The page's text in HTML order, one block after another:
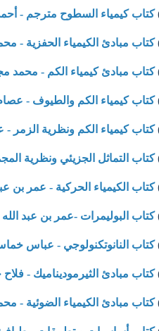
كتاب كيمياء السطوح مترجم -
كتاب مبادئ الكيمياء الحفزية -
كتاب مبادئ كيمياء الكم - محمد
كتاب كيمياء الكم والطيوف -
كتاب كيمياء الكم ونظرية الزمر -
كتاب التماثل الجزيئي ونظرية
كتاب الكيمياء الحركية - عمر بن
كتاب البوليمرات -عمر بن عبد الله
كتاب النانوتكنولوجي - عباس
كتاب مبادئ الثيرموديناميك -
كتاب مبادئ الكيمياء الضوئية -